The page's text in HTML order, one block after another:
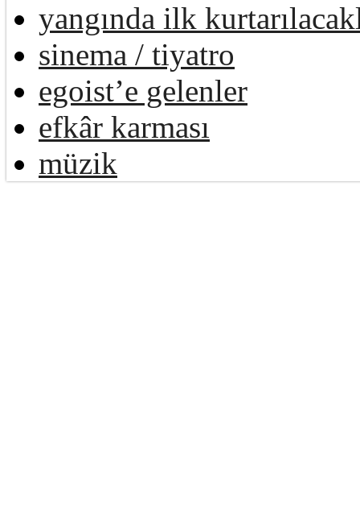
yangında ilk
sinema / tiyatro
egoist’e gelenler
efkâr karması
müzik